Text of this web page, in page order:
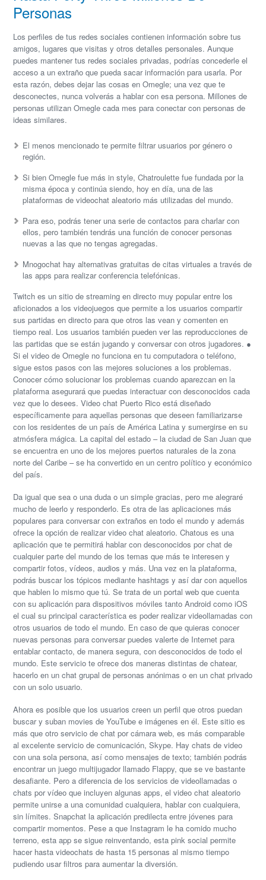
Personas
Los perfiles de tus redes sociales contienen información sobre tus
amigos, lugares que visitas y otros detalles personales. Aunque
puedes mantener tus redes sociales privadas, podrías concederle el
acceso a un extraño que pueda sacar información para usarla. Por
esta razón, debes dejar las cosas en Omegle; una vez que te
desconectes, nunca volverás a hablar con esa persona. Millones de
personas utilizan Omegle cada mes para conectar con personas de
ideas similares.
El menos mencionado te permite filtrar usuarios por género o
región.
Si bien Omegle fue más in style, Chatroulette fue fundada por la
misma época y continúa siendo, hoy en día, una de las
plataformas de videochat aleatorio más utilizadas del mundo.
Para eso, podrás tener una serie de contactos para charlar con
ellos, pero también tendrás una función de conocer personas
nuevas a las que no tengas agregadas.
Mnogochat hay alternativas gratuitas de citas virtuales a través de
las apps para realizar conferencia telefónicas.
Twitch es un sitio de streaming en directo muy popular entre los
aficionados a los videojuegos que permite a los usuarios compartir
sus partidas en directo para que otros las vean y comenten en
tiempo real. Los usuarios también pueden ver las reproducciones de
las partidas que se están jugando y conversar con otros jugadores. ●
Si el video de Omegle no funciona en tu computadora o teléfono,
sigue estos pasos con las mejores soluciones a los problemas.
Conocer cómo solucionar los problemas cuando aparezcan en la
plataforma asegurará que puedas interactuar con desconocidos cada
vez que lo desees. Video chat Puerto Rico está diseñado
específicamente para aquellas personas que deseen familiarizarse
con los residentes de un país de América Latina y sumergirse en su
atmósfera mágica. La capital del estado – la ciudad de San Juan que
se encuentra en uno de los mejores puertos naturales de la zona
norte del Caribe – se ha convertido en un centro político y económico
del país.
Da igual que sea o una duda o un simple gracias, pero me alegraré
mucho de leerlo y responderlo. Es otra de las aplicaciones más
populares para conversar con extraños en todo el mundo y además
ofrece la opción de realizar video chat aleatorio. Chatous es una
aplicación que te permitirá hablar con desconocidos por chat de
cualquier parte del mundo de los temas que más te interesen y
compartir fotos, vídeos, audios y más. Una vez en la plataforma,
podrás buscar los tópicos mediante hashtags y así dar con aquellos
que hablen lo mismo que tú. Se trata de un portal web que cuenta
con su aplicación para dispositivos móviles tanto Android como iOS
el cual su principal característica es poder realizar videollamadas con
otros usuarios de todo el mundo. En caso de que quieras conocer
nuevas personas para conversar puedes valerte de Internet para
entablar contacto, de manera segura, con desconocidos de todo el
mundo. Este servicio te ofrece dos maneras distintas de chatear,
hacerlo en un chat grupal de personas anónimas o en un chat privado
con un solo usuario.
Ahora es posible que los usuarios creen un perfil que otros puedan
buscar y suban movies de YouTube e imágenes en él. Este sitio es
más que otro servicio de chat por cámara web, es más comparable
al excelente servicio de comunicación, Skype. Hay chats de video
con una sola persona, así como mensajes de texto; también podrás
encontrar un juego multijugador llamado Flappy, que se ve bastante
desafiante. Pero a diferencia de los servicios de videollamadas o
chats por vídeo que incluyen algunas apps, el video chat aleatorio
permite unirse a una comunidad cualquiera, hablar con cualquiera,
sin límites. Snapchat la aplicación predilecta entre jóvenes para
compartir momentos. Pese a que Instagram le ha comido mucho
terreno, esta app se sigue reinventando, esta pink social permite
hacer hasta videochats de hasta 15 personas al mismo tiempo
pudiendo usar filtros para aumentar la diversión.